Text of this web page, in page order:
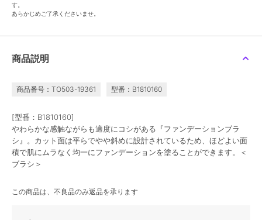
す。
あらかじめご了承くださいませ。
商品説明
商品番号：TO503-19361 型番：B1810160
[型番：B1810160]
やわらかな感触ながらも適度にコシがある『ファンデーションブラ
シ』。カット面は平らでやや斜めに設計されているため、ほどよい面
積で肌にムラなく均一にファンデーションを塗ることができます。＜
ブラシ＞
この商品は、不良品のみ返品を承ります